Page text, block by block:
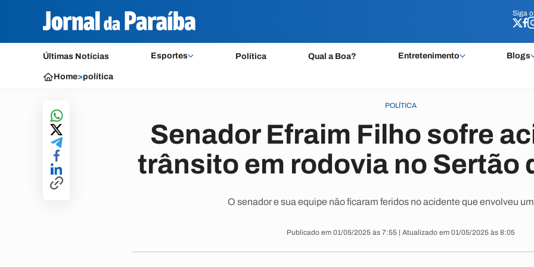
Siga o
Últimas Notícias Esportes Política Qual a Boa? Entretenimento Blogs
Siga o
Home>política
POLÍTICA
Senador Efraim Filho sofre
trânsito em rodovia no Sertão
O senador e sua equipe não ficaram feridos no acidente que envolveu
Publicado em 01/05/2025 às 7:55 | Atualizado em 01/05/2025 às 8:05